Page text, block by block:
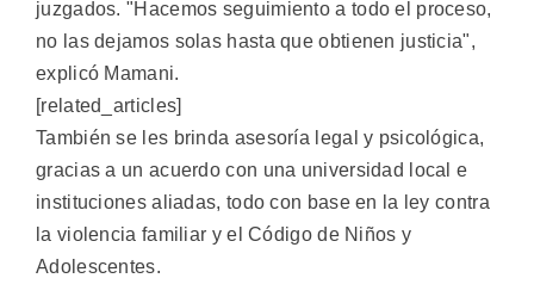
juzgados. "Hacemos seguimiento a todo el proceso,
no las dejamos solas hasta que obtienen justicia",
explicó Mamani.
[related_articles]
También se les brinda asesoría legal y psicológica,
gracias a un acuerdo con una universidad local e
instituciones aliadas, todo con base en la ley contra
la violencia familiar y el Código de Niños y
Adolescentes.